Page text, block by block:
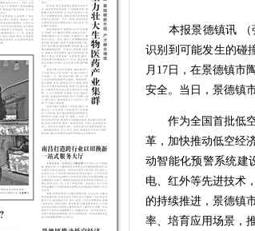
本报景德镇讯 （张
识别到可能发生的碰
月17日，在景德镇市
安全。当日，景德镇
作为全国首批低空
革，加快推动低空经
动智能化预警系统建
电、红外等先进技术
的持续推进，景德镇
率、培育应用场景，